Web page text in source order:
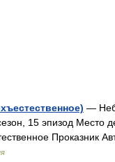
—
15 эпизод Место
Проказник